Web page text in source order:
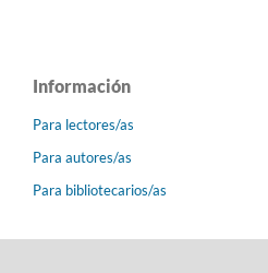
Información
Para lectores/as
Para autores/as
Para bibliotecarios/as